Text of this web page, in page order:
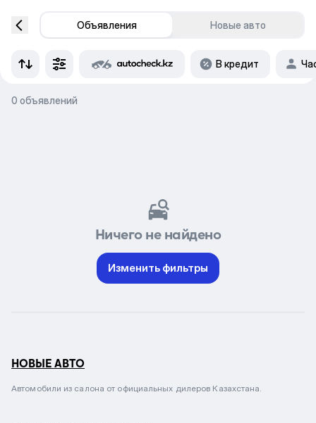
Объявления Новые авто
В кредит
0 объявлений
Ничего не найдено
Изменить фильтры
НОВЫЕ АВТО
Автомобили из салона от официальных дилеров Казахстана.